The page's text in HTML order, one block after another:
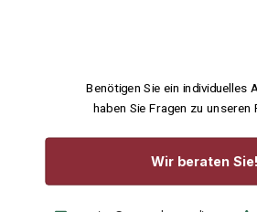
Benötigen Sie ein individuelles
haben Sie Fragen zu unseren
Wir beraten Sie!